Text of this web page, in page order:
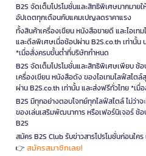
B2S จัดเต็มโปรโมชั่นและสิทธิพิเศษมากมาย
อัปเดตทุกเดือนกับแคมเปญลดราคาแรง
ทั้งสินค้าเครื่องเขียน หนังสือขายดี และไอเ
และดีลพิเศษเมื่อช้อปผ่าน B2S.co.th เท่านั้น
*เมื่อสั่งครบขั้นต่ำที่บริษัทกำหนด
B2S จัดเต็มโปรโมชั่นและสิทธิพิเศษเพียบ ช้
เครื่องเขียน หนังสือดัง ของไอเทมไลฟ์สไ
ผ่าน B2S.co.th เท่านั้น และส่งฟรีทั่วไทย *เ
B2S มีทุกอย่างตอบโจทย์ทุกไลฟ์สไตล์ ไม่ว่า
ของเล่นเสริมพัฒนาการ หรือเฟอร์นิเจอร์ ช้
B2S
สมัคร B2S Club รับข่าวสารโปรโมชั่นก่อนใค
👉 สมัครสมาชิกเลย!